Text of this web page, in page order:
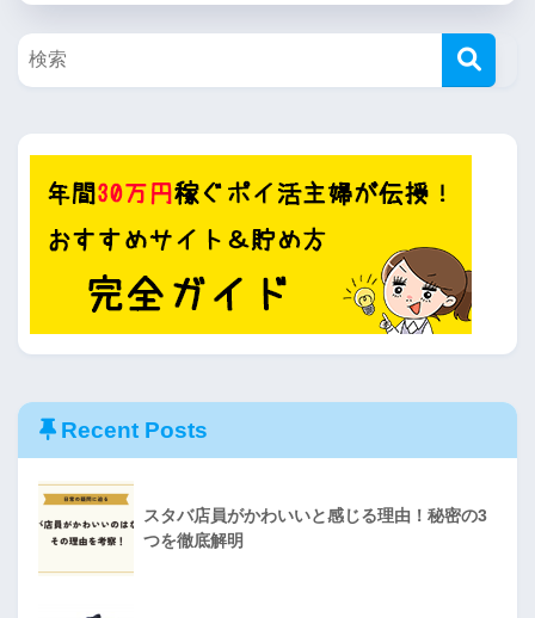
Recent Posts
スタバ店員がかわいいと感じる理由！秘密の3
つを徹底解明